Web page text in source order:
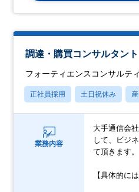
調達・購買コンサルタント
フォーティエンスコンサルテ
正社員採用 土日祝休み
業務内容
大手通信会
して、ビジ
て頂きます。
【具体的には